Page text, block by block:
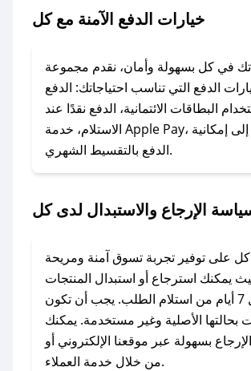
يمكنك التواصل مع فريق دعم صحصح عبر
بحل المشكلة في أسرع وقت ممكن.
### ماذا أفعل إذا لم أجد كود خصم لمتجري
المفضل؟
توفر كوبونات لمتجرك المفضل، يمكنك
وسنعمل على توفير الكوبونات في
كل؟
كوبونات وخصومات حصرية، قم بما
يلي:
- اضغط على أيقونة متابعة لمتجر كل في تطبيق
صحصح.
- تابع حسابنا الرسمي على تويتر وقم بتفعيل زر
خيارات الدفع الآمنة مع كل
في كل بسهولة وأمان، نقدم مجموعة
الدفع التي تناسب احتياجاتك: الدفع
البطاقات الائتمانية، الدفع نقدًا عند
الاستلام، خدمة Apple Pay، بالإضافة إلى إمكانية
الدفع بالتقسيط الشهري.
الإرجاع والاستبدال لدى كل
على توفير تجربة تسوق آمنة ومريحة
يمكنك استرجاع أو استبدال المنتجات
مجانًا خلال 7 أيام من استلام الطلب. يجب أن تكون
بحالتها الأصلية وغير مستخدمة. يمكنك
بسهولة عبر موقعنا الإلكتروني أو
من خلال خدمة العملاء.